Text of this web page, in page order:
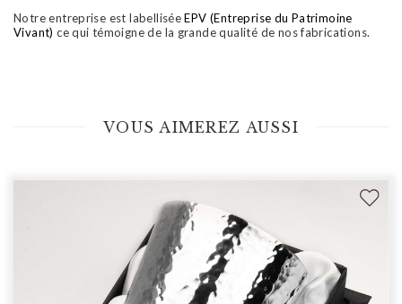
Notre entreprise est labelliséeEPV (Entreprise du Patrimoine
Vivant) ce qui témoigne de la grande qualité de nos fabrications.
VOUS AIMEREZ AUSSI